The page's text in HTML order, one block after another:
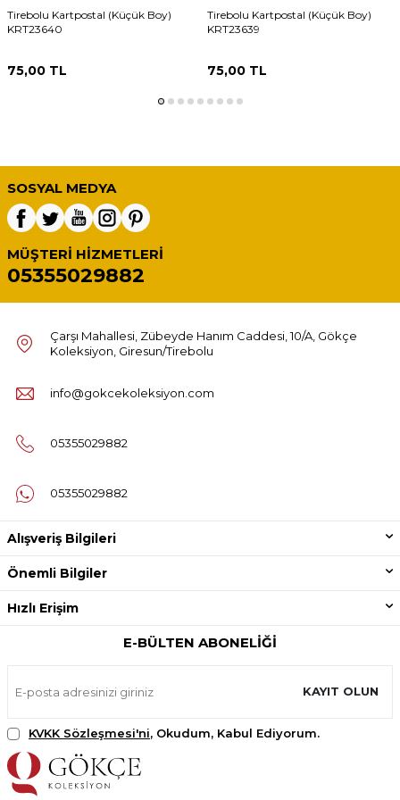
Tirebolu Kartpostal (Küçük Boy)
KRT23640
75,00 TL
Tirebolu Kartpostal (Küçük Boy)
KRT23639
75,00TL
SOSYAL MEDYA
MÜŞTERI HIZMETLERI
05355029882
Çarşı Mahallesi, Zübeyde Hanım Caddesi, 10/A, Gökçe
Koleksiyon, Giresun/Tirebolu
info@gokcekoleksiyon.com
05355029882
05355029882
Alışveriş Bilgileri
Önemli Bilgiler
Hızlı Erişim
E-BÜLTEN ABONELIĞI
KAYIT OLUN
KVKK Sözleşmesi'ni, Okudum, Kabul Ediyorum.